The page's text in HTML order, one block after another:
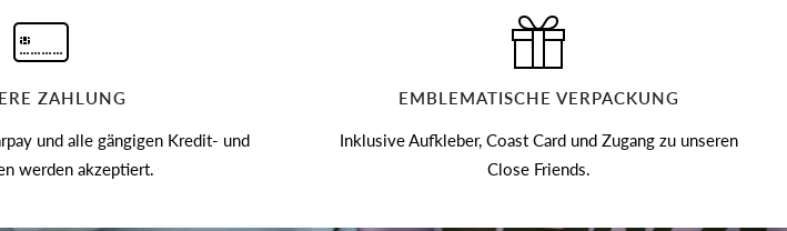
ZAHLUNG
und alle gängigen Kredit- und
werden akzeptiert.
EMBLEMATISCHE VERPACKUNG
Inklusive Aufkleber, Coast Card und Zugang zu unseren
Close Friends.